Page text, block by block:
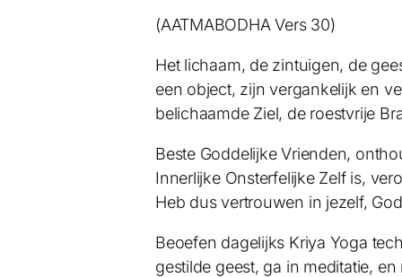
(AATMABODHA Vers 30)
Het lichaam, de zintuigen, de
een object, zijn vergankelijk en
belichaamde Ziel, de roestvrije
Beste Goddelijke Vrienden,
Innerlijke Onsterfelijke Zelf is,
Heb dus vertrouwen in jezelf,
Beoefen dagelijks Kriya Yoga
gestilde geest, ga in meditatie,